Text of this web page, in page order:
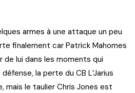
armes à une attaque un peu
finalement car Patrick Mahomes
lui dans les moments qui
la perte du CB L’Jarius
mais le taulier Chris Jones est